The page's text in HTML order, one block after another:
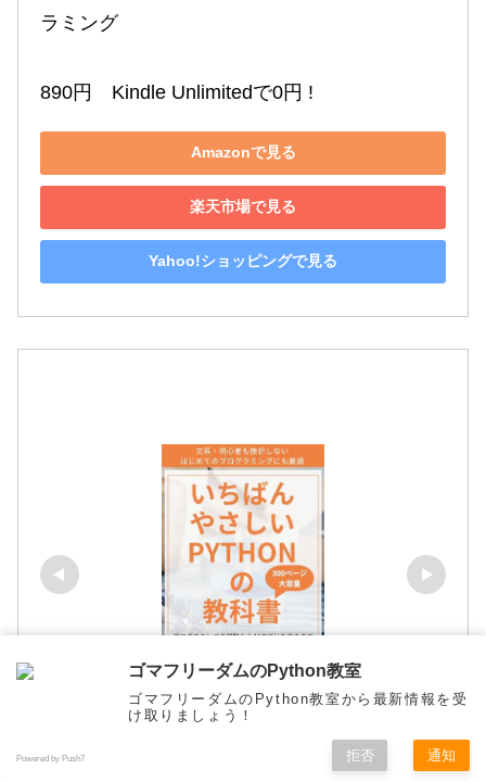
ラミング
890円　Kindle Unlimitedで0円 !
Amazonで見る
楽天市場で見る
Yahoo!ショッピングで見る
トップ サイドバー
ゴマフリーダムのPython教室
ゴマフリーダムのPython教室から最新情報を受
け取りましょう！
Powered by Push7 拒否 通知